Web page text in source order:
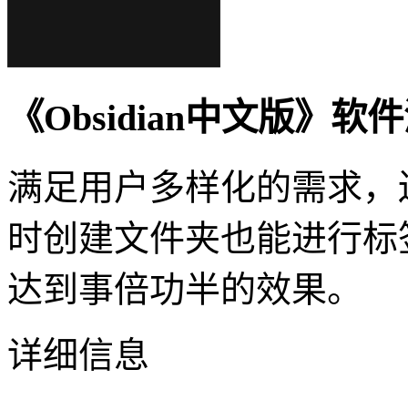
《Obsidian中文版》软
满足用户多样化的需求
时创建文件夹也能进行
达到事倍功半的效果。
详细信息